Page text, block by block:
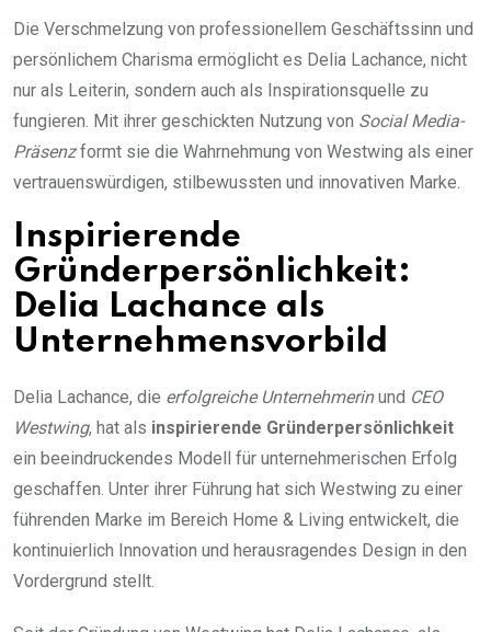
Die Verschmelzung von professionellem Geschäftssinn und
persönlichem Charisma ermöglicht es Delia Lachance, nicht
nur als Leiterin, sondern auch als Inspirationsquelle zu
fungieren. Mit ihrer geschickten Nutzung von Social Media-
Präsenzformt sie die Wahrnehmung von Westwing als einer
vertrauenswürdigen, stilbewussten und innovativen Marke.
Inspirierende
Gründerpersönlichkeit:
Delia Lachance als
Unternehmensvorbild
Delia Lachance, die erfolgreiche Unternehmerinund CEO
Westwing, hat als inspirierende Gründerpersönlichkeit
ein beeindruckendes Modell für unternehmerischen Erfolg
geschaffen. Unter ihrer Führung hat sich Westwing zu einer
führenden Marke im Bereich Home & Living entwickelt, die
kontinuierlich Innovation und herausragendes Design in den
Vordergrund stellt.